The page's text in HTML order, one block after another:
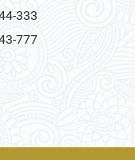
333
777